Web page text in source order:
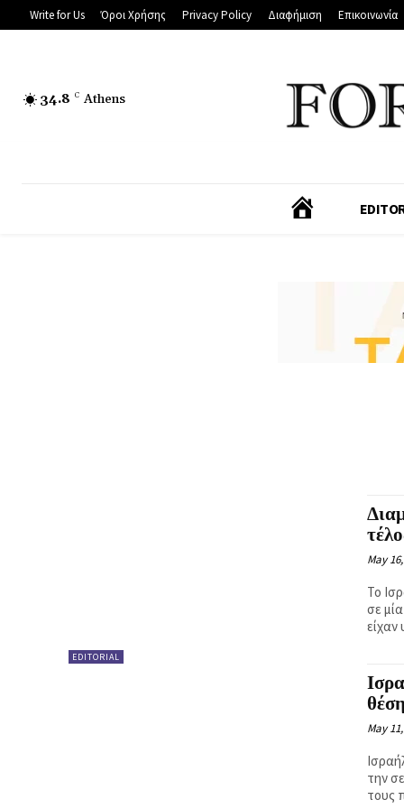
Write for Us Όροι Χρήσης Privacy Policy Διαφήμιση Επικοινωνία
34.8 C Athens
EDITORIAL
May
Το
σε
θέση
May
την
τους